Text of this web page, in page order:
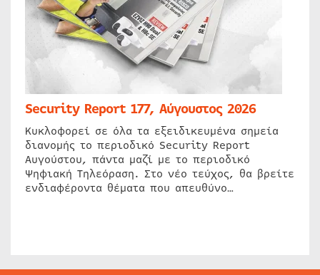
Security Report 177, Αύγουστος 2026
Κυκλοφορεί σε όλα τα εξειδικευμένα σημεία
διανομής το περιοδικό Security Report
Αυγούστου, πάντα μαζί με το περιοδικό
Ψηφιακή Τηλεόραση. Στο νέο τεύχος, θα βρείτε
ενδιαφέροντα θέματα που απευθύνο…